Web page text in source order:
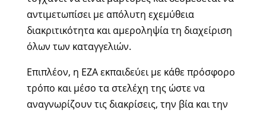
αντιμετωπίσει με απόλυτη εχεμύθεια
διακριτικότητα και αμεροληψία τη διαχείριση
όλων των καταγγελιών.
Επιπλέον, η ΕΖΑ εκπαιδεύει με κάθε πρόσφορο
τρόπο και μέσο τα στελέχη της ώστε να
αναγνωρίζουν τις διακρίσεις, την βία και την